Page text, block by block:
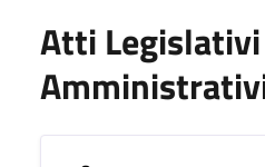
Atti